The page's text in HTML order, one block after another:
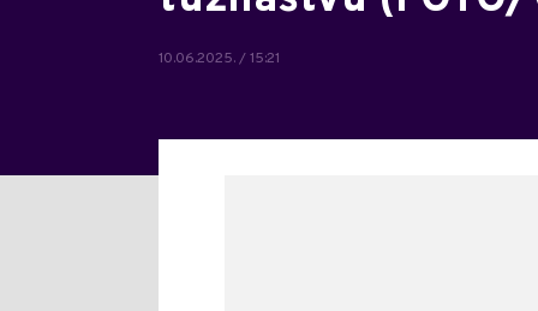
10.06.2025. / 15:21